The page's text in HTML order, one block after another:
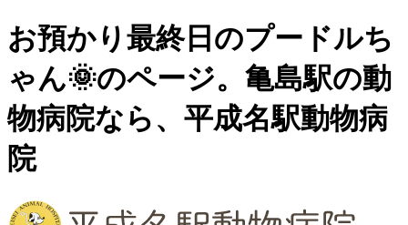
お預かり最終日のプードルち
ゃん🌞のページ。亀島駅の動
物病院なら、平成名駅動物病
院